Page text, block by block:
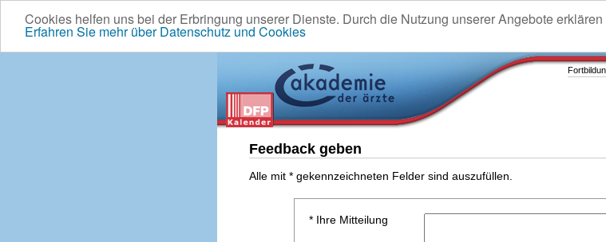
Cookies helfen uns bei der Erbringung unserer Dienste. Durch die Nutzung unserer Angebote
Erfahren Sie mehr über Datenschutz und Cookies
Feedback geben
Alle mit * gekennzeichneten Felder sind auszufüllen.
* Ihre Mitteilung